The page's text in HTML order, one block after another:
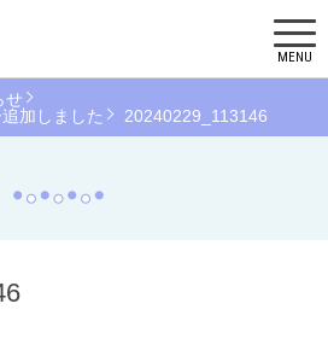
MENU
せ
加しました
20240229_113146